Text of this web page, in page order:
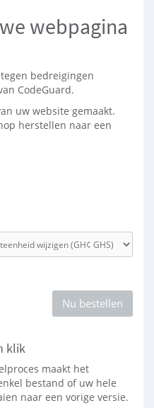
webpagina
bedreigingen
CodeGuard.
uw website gemaakt.
herstellen naar een
Nu bestellen
klik
maakt het
bestand of uw hele
naar een vorige versie.